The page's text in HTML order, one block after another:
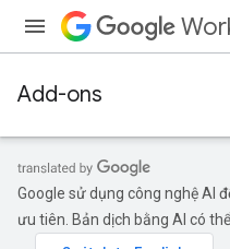
Add-ons
Google sử dụng công nghệ AI
ưu tiên. Bản dịch bằng AI có thể